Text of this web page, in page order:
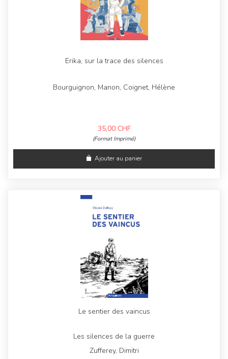
Erika, sur la trace des silences
Bourguignon, Manon, Coignet, Hélène
35,00 CHF
(Format Imprimé)
Ajouter au panier
Le sentier des vaincus
Les silences de la guerre
Zufferey, Dimitri